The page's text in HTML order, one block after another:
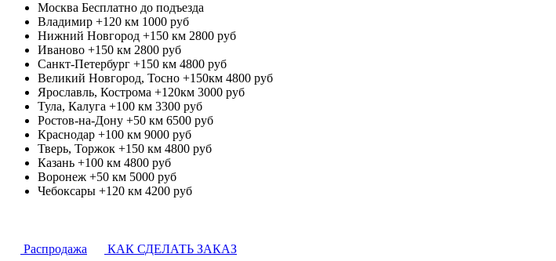
Москва Бесплатно до подъезда
Владимир +120 км 1000 руб
Нижний Новгород +150 км 2800 руб
Иваново +150 км 2800 руб
Санкт-Петербург +150 км 4800 руб
Великий Новгород, Тосно +150км 4800 руб
Ярославль, Кострома +120км 3000 руб
Тула, Калуга +100 км 3300 руб
Ростов-на-Дону +50 км 6500 руб
Краснодар +100 км 9000 руб
Тверь, Торжок +150 км 4800 руб
Казань +100 км 4800 руб
Воронеж +50 км 5000 руб
Чебоксары +120 км 4200 руб
Распродажа КАК СДЕЛАТЬ ЗАКАЗ